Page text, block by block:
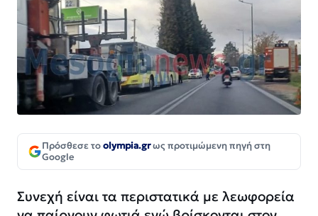
Πρόσθεσε τοolympia.grως προτιμώμενη πηγή στη
Google
Συνεχή είναι τα περιστατικά με λεωφορεία